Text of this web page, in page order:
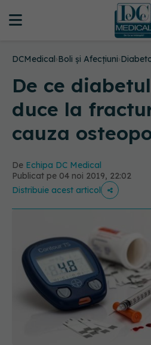
DCMedical›Boli și Afecțiuni›
De ce
duce la
cauza
De Echipa DC Medical
Publicat pe 04 noi 2019, 22:02
Distribuie acest articol